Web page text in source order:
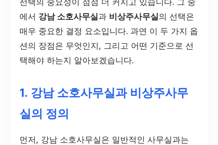
선택의 중요성이 점점 더 커지고 있습니다. 그 중
에서 강남 소호사무실과 비상주사무실의 선택은
매우 중요한 결정 요소입니다. 과연 이 두 가지 옵
션의 장점은 무엇인지, 그리고 어떤 기준으로 선
택해야 하는지 알아보겠습니다.
1. 강남 소호사무실과 비상주사무
실의 정의
먼저, 강남 소호사무실은 일반적인 사무실과는